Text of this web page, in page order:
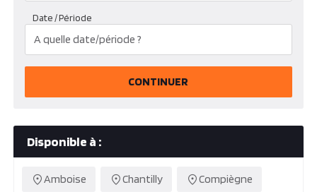
Date / Période
CONTINUER
Disponible à :
Amboise Chantilly Compiègne